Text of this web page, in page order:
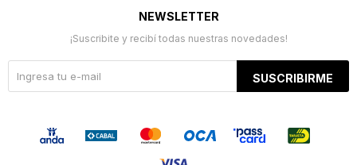
NEWSLETTER
¡Suscribite y recibí todas nuestras novedades!
SUSCRIBIRME